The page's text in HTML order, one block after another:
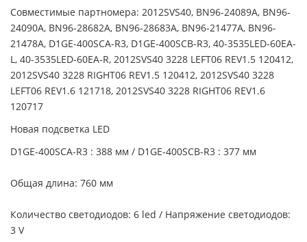
Совместимые партномера: 2012SVS40, BN96-24089A, BN96-
24090A, BN96-28682A, BN96-28683A, BN96-21477A, BN96-
21478A, D1GE-400SCA-R3, D1GE-400SCB-R3, 40-3535LED-60EA-
L, 40-3535LED-60EA-R, 2012SVS40 3228 LEFT06 REV1.5 120412,
2012SVS40 3228 RIGHT06 REV1.5 120412, 2012SVS40 3228
LEFT06 REV1.6 121718, 2012SVS40 3228 RIGHT06 REV1.6
120717
Новая подсветка LED
D1GE-400SCA-R3 : 388 мм / D1GE-400SCB-R3 : 377 мм
Общая длина: 760 мм
Количество светодиодов: 6 led / Напряжение светодиодов:
3 V